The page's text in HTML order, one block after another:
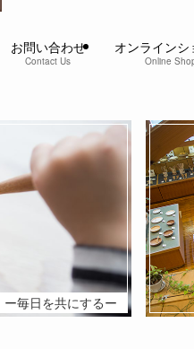
お問い合わせ
Contact Us
オンラインシ
Online
毎日を共にするー